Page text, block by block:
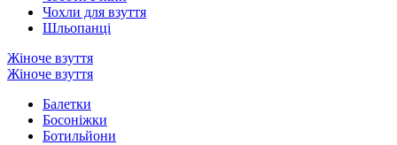
Чохли для взуття
Шльопанці
Жіноче взуття
Жіноче взуття
Балетки
Босоніжки
Ботильйони